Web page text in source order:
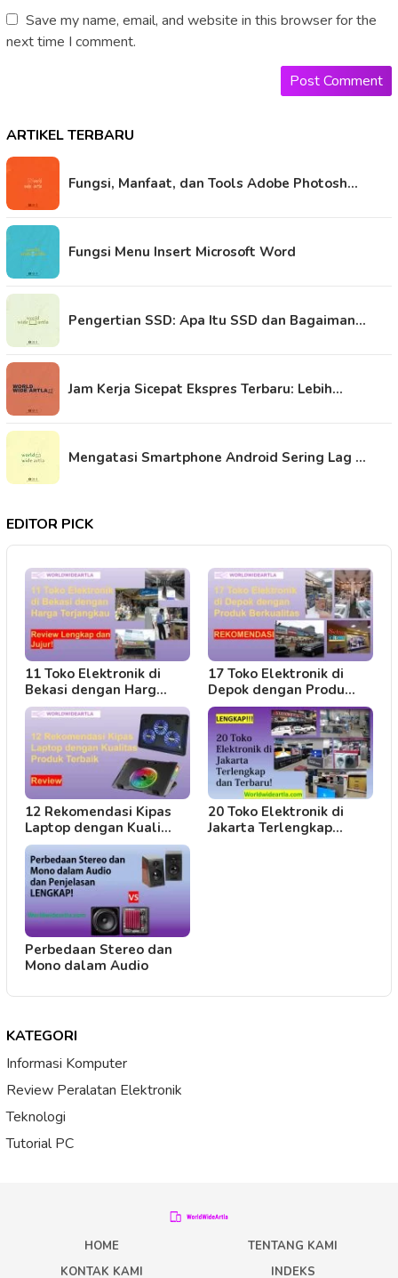
Save my name, email, and website in this browser for the
next time I comment.
ARTIKEL TERBARU
Fungsi, Manfaat, dan Tools Adobe Photosh…
Fungsi Menu Insert Microsoft Word
Pengertian SSD: Apa Itu SSD dan Bagaiman…
Jam Kerja Sicepat Ekspres Terbaru: Lebih…
Mengatasi Smartphone Android Sering Lag …
EDITOR PICK
11 Toko Elektronik di
Bekasi dengan Harg…
17 Toko Elektronik di
Depok dengan Produ…
12 Rekomendasi Kipas
Laptop dengan Kuali…
20 Toko Elektronik di
Jakarta Terlengkap…
Perbedaan Stereo dan
Mono dalam Audio
KATEGORI
Informasi Komputer
Review Peralatan Elektronik
Teknologi
Tutorial PC
HOME
TENTANG KAMI
KONTAK KAMI
INDEKS